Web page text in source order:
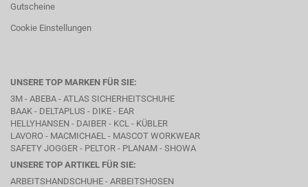
Gutscheine
Cookie Einstellungen
UNSERE TOP MARKEN FÜR SIE:
3M - ABEBA - ATLAS SICHERHEITSCHUHE
BAAK - DELTAPLUS - DIKE - EAR
HELLYHANSEN - DAIBER - KCL - KÜBLER
LAVORO - MACMICHAEL - MASCOT WORKWEAR
SAFETY JOGGER - PELTOR - PLANAM - SHOWA
UNSERE TOP ARTIKEL FÜR SIE:
ARBEITSHANDSCHUHE - ARBEITSHOSEN